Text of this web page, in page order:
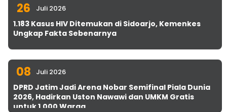
26 Juli 2026
1.183 Kasus HIV Ditemukan di Sidoarjo, Kemenkes
Ungkap Fakta Sebenarnya
08 Juli 2026
DPRD Jatim Jadi Arena Nobar Semifinal Piala Dunia
2026, Hadirkan Uston Nawawi dan UMKM Gratis
untuk 1.000 Warga